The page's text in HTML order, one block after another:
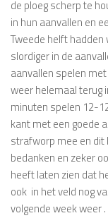
de ploeg scherp te
in hun aanvallen en
Tweede helft
slordiger in de
aanvallen spelen
weer helemaal terug
minuten spelen 12-
kant met een goede
strafworp mee en dit
bedanken en zeker
heeft laten zien dat
ook in het veld nog
volgende week weer .